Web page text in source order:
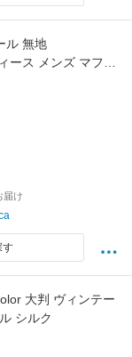
ル 無地
ース メンズ マフラ
ストール カシミ
8984【送料無
届け
す
大判 ヴィンテー
シルク